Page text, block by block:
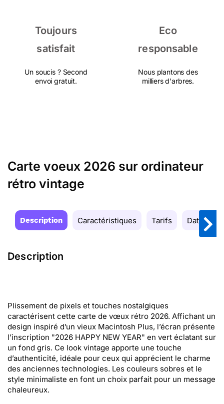
Toujours
satisfait
Un soucis ? Second
envoi gratuit.
Eco
responsable
Nous plantons des
milliers d'arbres.
Carte voeux 2026 sur ordinateur
rétro vintage
Description Caractéristiques Tarifs Date de
Description
Plissement de pixels et touches nostalgiques
caractérisent cette carte de vœux rétro 2026. Affichant un
design inspiré d’un vieux Macintosh Plus, l’écran présente
l’inscription "2026 HAPPY NEW YEAR" en vert éclatant sur
un fond gris. Ce look vintage apporte une touche
d’authenticité, idéale pour ceux qui apprécient le charme
des anciennes technologies. Les couleurs sobres et le
style minimaliste en font un choix parfait pour un message
chaleureux.